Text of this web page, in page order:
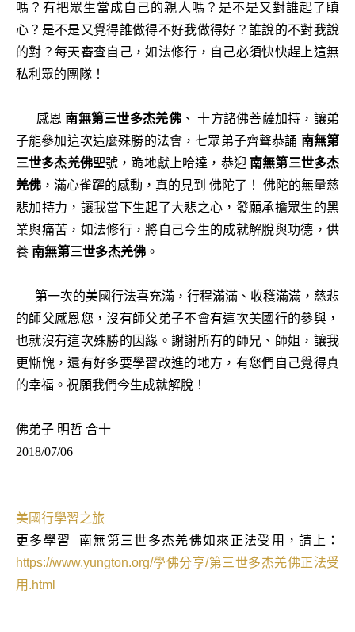
嗎？有把眾生當成自己的親人嗎？是不是又對誰起了瞋
心？是不是又覺得誰做得不好我做得好？誰說的不對我說
的對？每天審查自己，如法修行，自己必須快快趕上這無
私利眾的團隊！
感恩 南無第三世多杰羌佛、 十方諸佛菩薩加持，讓弟
子能參加這次這麼殊勝的法會，七眾弟子齊聲恭誦 南無第
三世多杰羌佛聖號，跪地獻上哈達，恭迎 南無第三世多杰
羌佛 ，滿心雀躍的感動，真的見到 佛陀了！ 佛陀的無量慈
悲加持力，讓我當下生起了大悲之心，發願承擔眾生的黑
業與痛苦，如法修行，將自己今生的成就解脫與功德，供
養 南無第三世多杰羌佛 。
第一次的美國行法喜充滿，行程滿滿、收穫滿滿，慈悲
的師父感恩您，沒有師父弟子不會有這次美國行的參與，
也就沒有這次殊勝的因緣。謝謝所有的師兄、師姐，讓我
更慚愧，還有好多要學習改進的地方，有您們自己覺得真
的幸福。祝願我們今生成就解脫！
佛弟子 明哲 合十
2018/07/06
美國行學習之旅
更多學習
南無第三世多杰羌佛如來正法受用，請上：
https://www.yungton.org/學佛分享/第三世多杰羌佛正法受
用 .html